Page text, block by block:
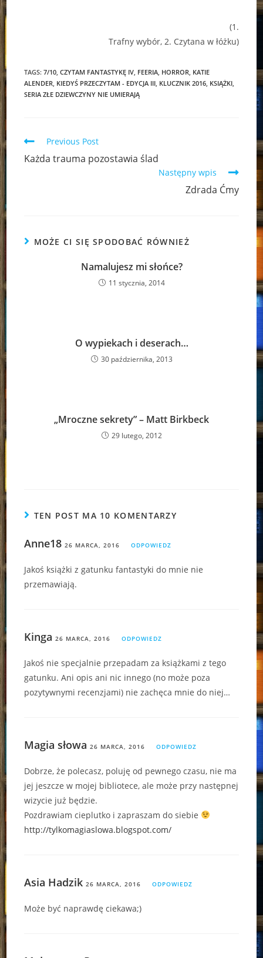
(1.
Trafny wybór, 2. Czytana w łóżku)
TAGS:7/10 CZYTAM FANTASTYKĘ IV FEERIA HORROR KATIE
ALENDER KIEDYŚ PRZECZYTAM - EDYCJA III KLUCZNIK 2016 KSIĄŻKI
SERIA ZŁE DZIEWCZYNY NIE UMIERAJĄ
Read
more
articles
Previous Post
Każda trauma pozostawia ślad
Następny wpis
Zdrada Ćmy
MOŻE CI SIĘ SPODOBAĆ RÓWNIEŻ
Namalujesz mi słońce?
11 stycznia, 2014
O wypiekach i deserach…
30 października, 2013
„Mroczne sekrety” – Matt Birkbeck
29 lutego, 2012
TEN POST MA 10 KOMENTARZY
Anne18 26 MARCA, 2016 ODPOWIEDZ
Jakoś książki z gatunku fantastyki do mnie nie
przemawiają.
Kinga 26 MARCA, 2016 ODPOWIEDZ
Jakoś nie specjalnie przepadam za książkami z tego
gatunku. Ani opis ani nic innego (no może poza
pozytywnymi recenzjami) nie zachęca mnie do niej…
Magia słowa 26 MARCA, 2016 ODPOWIEDZ
Dobrze, że polecasz, poluję od pewnego czasu, nie ma
jej jeszcze w mojej bibliotece, ale może przy następnej
wizycie już będzie.
Pozdrawiam cieplutko i zapraszam do siebie
http://tylkomagiaslowa.blogspot.com/
Asia Hadzik 26 MARCA, 2016 ODPOWIEDZ
Może być naprawdę ciekawa;)